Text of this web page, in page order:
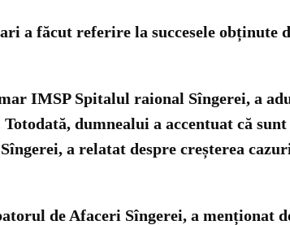
a făcut referire la succesele
IMSP Spitalul raional Sîngerei, a
dumnealui a accentuat că
a relatat despre creșterea
de Afaceri Sîngerei, a menționat